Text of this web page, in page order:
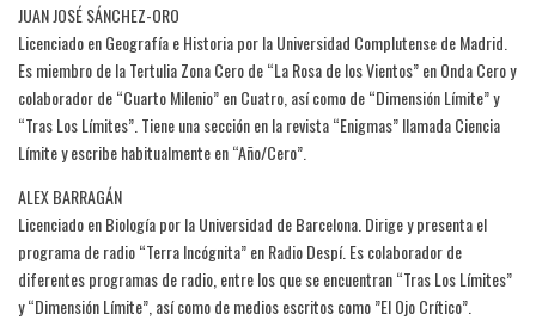
JUAN JOSÉ SÁNCHEZ-ORO
Licenciado en Geografía e Historia por la Universidad Complutense de Madrid.
Es miembro de la Tertulia Zona Cero de “La Rosa de los Vientos” en Onda Cero y
colaborador de “Cuarto Milenio” en Cuatro, así como de “Dimensión Límite” y
“Tras Los Límites”. Tiene una sección en la revista “Enigmas” llamada Ciencia
Límite y escribe habitualmente en “Año/Cero”.
ALEX BARRAGÁN
Licenciado en Biología por la Universidad de Barcelona. Dirige y presenta el
programa de radio “Terra Incógnita” en Radio Despí. Es colaborador de
diferentes programas de radio, entre los que se encuentran “Tras Los Límites”
y “Dimensión Límite”, así como de medios escritos como ”El Ojo Crítico”.